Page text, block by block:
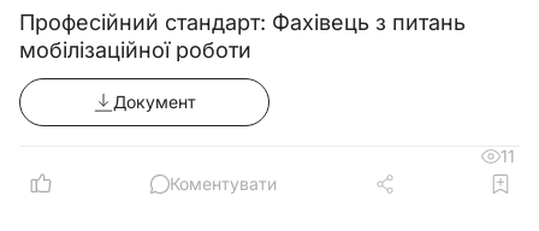
Професійний стандарт: Фахівець з питань
мобілізаційної роботи
Документ
11
Коментувати